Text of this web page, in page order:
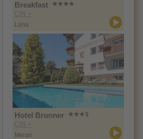
Breakfast
CIN +
Lana
Hotel Brunner
CIN +
Meran